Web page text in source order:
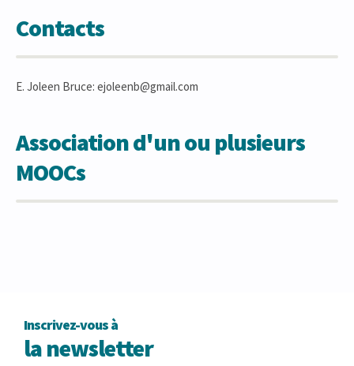
Contacts
E. Joleen Bruce: ejoleenb@gmail.com
Association d'un ou plusieurs
MOOCs
Inscrivez-vous à
la newsletter